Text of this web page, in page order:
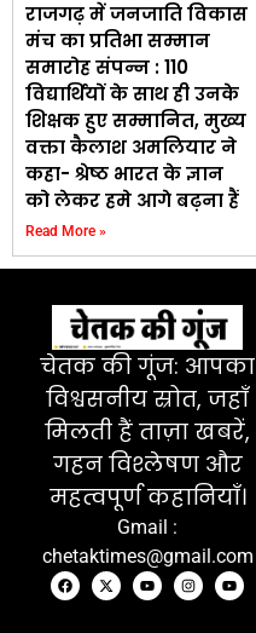
राजगढ़ में जनजाति विकास
मंच का प्रतिभा सम्मान
समारोह संपन्न : 110
विद्यार्थियों के साथ ही उनके
शिक्षक हुए सम्मानित, मुख्य
वक्ता कैलाश अमलियार ने
कहा- श्रेष्ठ भारत के ज्ञान
को लेकर हमे आगे बढ़ना हैं
Read More »
चेतक की गूंज: आपका
विश्वसनीय स्रोत, जहाँ
मिलती हैं ताज़ा खबरें,
गहन विश्लेषण और
महत्वपूर्ण कहानियाँ।
Gmail :
chetaktimes@gmail.com